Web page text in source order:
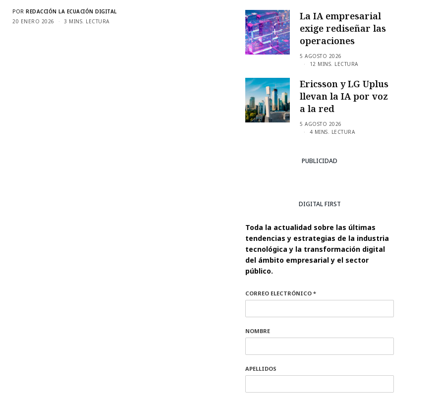
POR REDACCIÓN LA ECUACIÓN DIGITAL
20 ENERO 2026
3 MINS. LECTURA
La IA empresarial
exige rediseñar las
operaciones
5 AGOSTO 2026
12 MINS. LECTURA
Ericsson y LG Uplus
llevan la IA por voz
a la red
5 AGOSTO 2026
4 MINS. LECTURA
PUBLICIDAD
DIGITAL FIRST
Toda la actualidad sobre las últimas
tendencias y estrategias de la industria
tecnológica y la transformación digital
del ámbito empresarial y el sector
público.
CORREO ELECTRÓNICO *
NOMBRE
APELLIDOS